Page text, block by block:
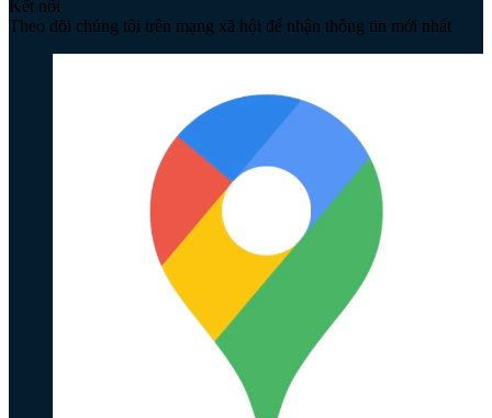
Kết nối
Theo dõi chúng tôi trên mạng xã hội để nhận thông tin mới nhất